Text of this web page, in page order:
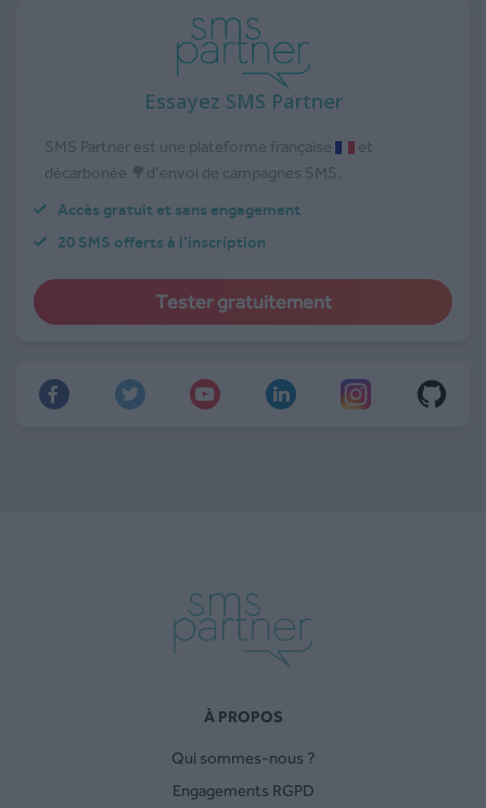
Essayez SMS Partner
SMS Partner est une plateforme française
et
décarbonée 🌳d’envoi de campagnes SMS.
Accès gratuit et sans engagement
20 SMS offerts à l’inscription
Tester gratuitement
À PROPOS
Qui sommes-nous ?
Engagements RGPD